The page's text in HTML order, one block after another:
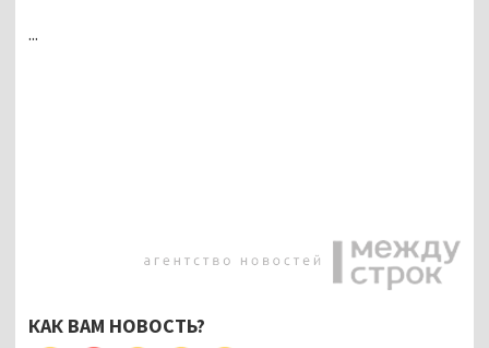
...
КАК ВАМ НОВОСТЬ?